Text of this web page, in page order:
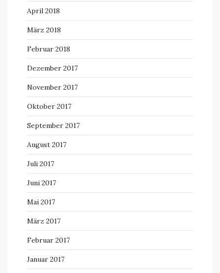
April 2018
März 2018
Februar 2018
Dezember 2017
November 2017
Oktober 2017
September 2017
August 2017
Juli 2017
Juni 2017
Mai 2017
März 2017
Februar 2017
Januar 2017